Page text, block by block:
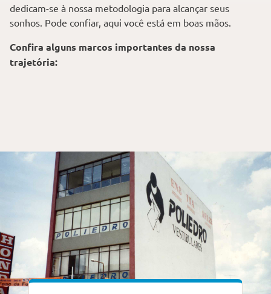
dedicam-se à nossa metodologia para alcançar seus
sonhos. Pode confiar, aqui você está em boas mãos.
Confira alguns marcos importantes da nossa
trajetória: